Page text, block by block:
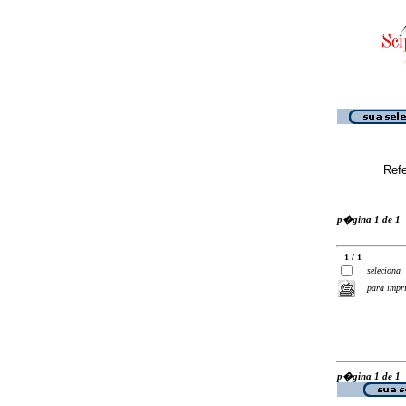
p�gina 1 de 1
1 / 1
seleciona
para
p�gina 1 de 1